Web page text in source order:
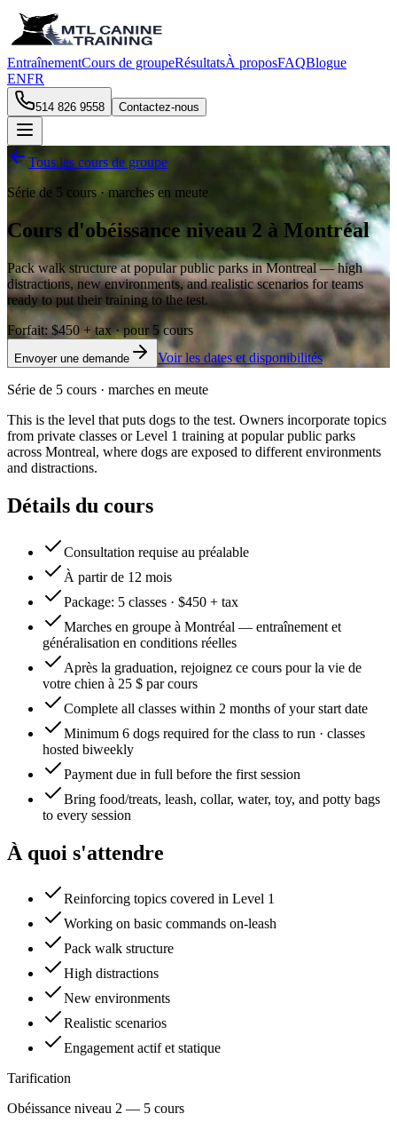
EntraînementCours de groupeRésultatsÀ proposFAQBlogue
ENFR
514 826 9558 Contactez-nous
Tous les cours de groupe
Série de 5 cours · marches en meute
Cours d'obéissance niveau 2 à Montréal
Pack walk structure at popular public parks in Montreal — high
distractions, new environments, and realistic scenarios for teams
ready to put their training to the test.
Forfait: $450 + tax· pour 5 cours
Envoyer une demande Voir les dates et disponibilités
Série de 5 cours · marches en meute
This is the level that puts dogs to the test. Owners incorporate topics
from private classes or Level 1 training at popular public parks
across Montreal, where dogs are exposed to different environments
and distractions.
Détails du cours
Consultation requise au préalable
À partir de 12 mois
Package: 5 classes · $450 + tax
Marches en groupe à Montréal — entraînement et
généralisation en conditions réelles
Après la graduation, rejoignez ce cours pour la vie de
votre chien à 25 $ par cours
Complete all classes within 2 months of your start date
Minimum 6 dogs required for the class to run · classes
hosted biweekly
Payment due in full before the first session
Bring food/treats, leash, collar, water, toy, and potty bags
to every session
À quoi s'attendre
Reinforcing topics covered in Level 1
Working on basic commands on-leash
Pack walk structure
High distractions
New environments
Realistic scenarios
Engagement actif et statique
Tarification
Obéissance niveau 2 — 5 cours